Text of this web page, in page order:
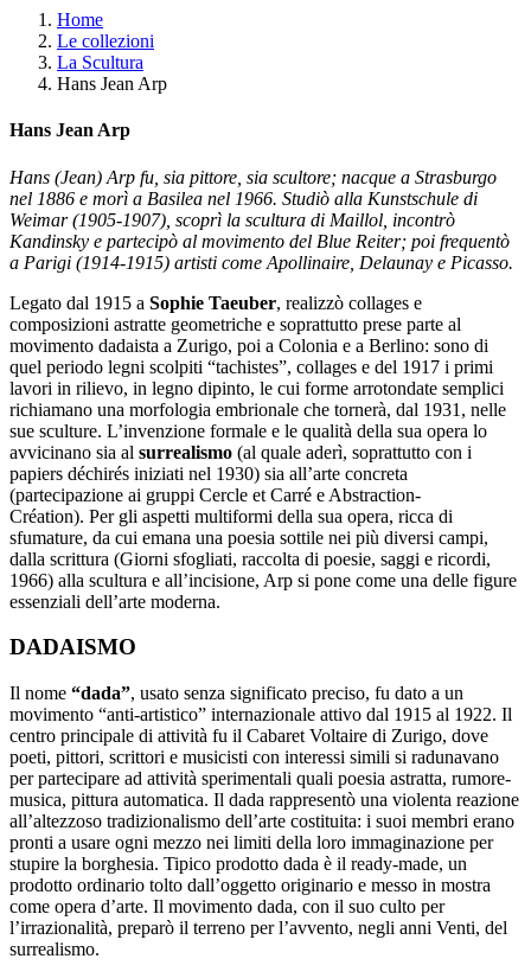
Home
Le collezioni
La Scultura
Hans Jean Arp
Hans Jean Arp
Hans (Jean) Arp fu, sia pittore, sia scultore; nacque a Strasburgo
nel 1886 e morì a Basilea nel 1966. Studiò alla Kunstschule di
Weimar (1905-1907), scoprì la scultura di Maillol, incontrò
Kandinsky e partecipò al movimento del Blue Reiter; poi frequentò
a Parigi (1914-1915) artisti come Apollinaire, Delaunay e Picasso.
Legato dal 1915 a Sophie Taeuber, realizzò collages e
composizioni astratte geometriche e soprattutto prese parte al
movimento dadaista a Zurigo, poi a Colonia e a Berlino: sono di
quel periodo legni scolpiti “tachistes”, collages e del 1917 i primi
lavori in rilievo, in legno dipinto, le cui forme arrotondate semplici
richiamano una morfologia embrionale che tornerà, dal 1931, nelle
sue sculture. L’invenzione formale e le qualità della sua opera lo
avvicinano sia al surrealismo (al quale aderì, soprattutto con i
papiers déchirés iniziati nel 1930) sia all’arte concreta
(partecipazione ai gruppi Cercle et Carré e Abstraction-
Création). Per gli aspetti multiformi della sua opera, ricca di
sfumature, da cui emana una poesia sottile nei più diversi campi,
dalla scrittura (Giorni sfogliati, raccolta di poesie, saggi e ricordi,
1966) alla scultura e all’incisione, Arp si pone come una delle figure
essenziali dell’arte moderna.
DADAISMO
Il nome “dada”, usato senza significato preciso, fu dato a un
movimento “anti-artistico” internazionale attivo dal 1915 al 1922. Il
centro principale di attività fu il Cabaret Voltaire di Zurigo, dove
poeti, pittori, scrittori e musicisti con interessi simili si radunavano
per partecipare ad attività sperimentali quali poesia astratta, rumore-
musica, pittura automatica. Il dada rappresentò una violenta reazione
all’altezzoso tradizionalismo dell’arte costituita: i suoi membri erano
pronti a usare ogni mezzo nei limiti della loro immaginazione per
stupire la borghesia. Tipico prodotto dada è il ready-made, un
prodotto ordinario tolto dall’oggetto originario e messo in mostra
come opera d’arte. Il movimento dada, con il suo culto per
l’irrazionalità, preparò il terreno per l’avvento, negli anni Venti, del
surrealismo.